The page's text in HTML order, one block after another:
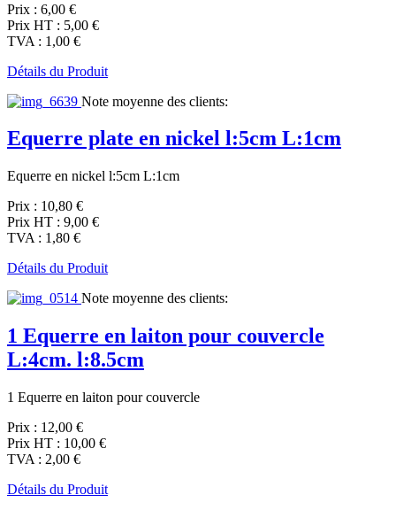
Prix : 6,00 €
Prix HT : 5,00 €
TVA : 1,00 €
Détails du Produit
Note moyenne des clients:
Equerre plate en nickel l:5cm L:1cm
Equerre en nickel l:5cm L:1cm
Prix : 10,80 €
Prix HT : 9,00 €
TVA : 1,80 €
Détails du Produit
Note moyenne des clients:
1 Equerre en laiton pour couvercle
L:4cm. l:8.5cm
1 Equerre en laiton pour couvercle
Prix : 12,00 €
Prix HT : 10,00 €
TVA : 2,00 €
Détails du Produit